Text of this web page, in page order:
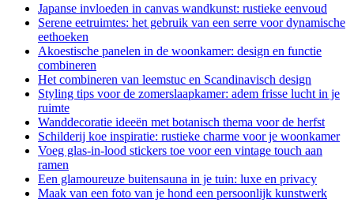
Japanse invloeden in canvas wandkunst: rustieke eenvoud
Serene eetruimtes: het gebruik van een serre voor dynamische
eethoeken
Akoestische panelen in de woonkamer: design en functie
combineren
Het combineren van leemstuc en Scandinavisch design
Styling tips voor de zomerslaapkamer: adem frisse lucht in je
ruimte
Wanddecoratie ideeën met botanisch thema voor de herfst
Schilderij koe inspiratie: rustieke charme voor je woonkamer
Voeg glas-in-lood stickers toe voor een vintage touch aan
ramen
Een glamoureuze buitensauna in je tuin: luxe en privacy
Maak van een foto van je hond een persoonlijk kunstwerk